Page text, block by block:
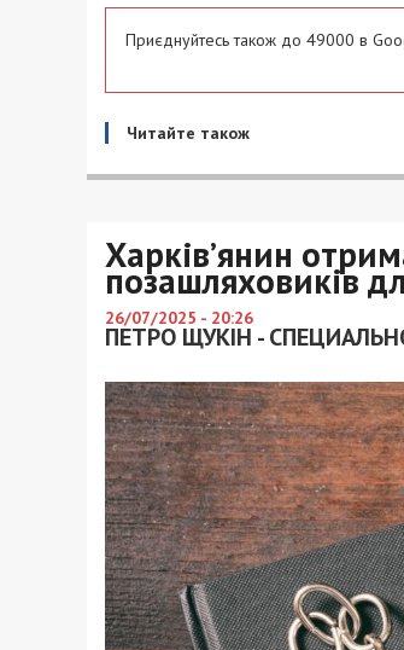
Приєднуйтесь також до 49000 в
Читайте також
Харків’янин
позашляховиків
26/07/2025 - 20:26
ПЕТРО ЩУКІН -